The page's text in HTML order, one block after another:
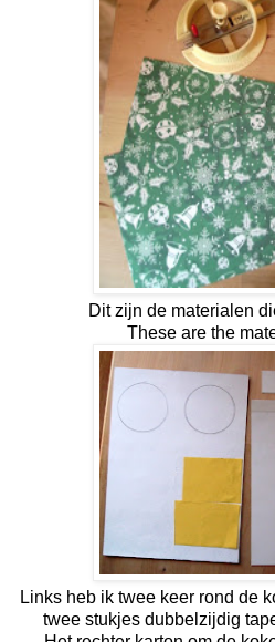
Dit zijn de materialen
These are the
Links heb ik twee keer rond de
twee stukjes dubbelzijdig